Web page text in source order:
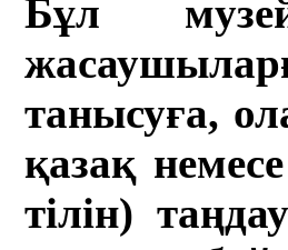
Бұл
танысуға,
қазақ
тілін)